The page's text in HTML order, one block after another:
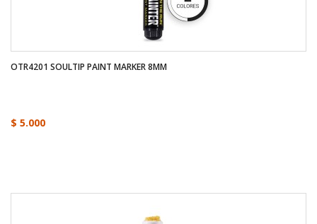
OTR4201 SOULTIP PAINT MARKER 8MM
$ 5.000